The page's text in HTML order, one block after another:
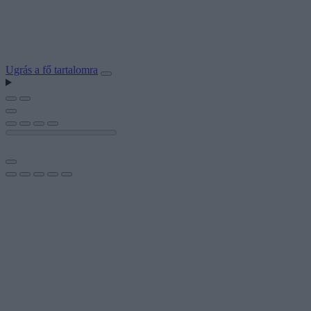
Ugrás a fő tartalomra